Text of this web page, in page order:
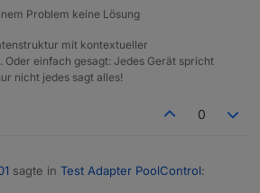
Problem keine Lösung
mit kontextueller
Oder einfach gesagt: Jedes Gerät spricht
nicht jedes sagt alles!
0
sagte in Test Adapter PoolControl: